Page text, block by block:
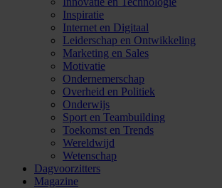
Inspiratie
Internet en Digitaal
Leiderschap en Ontwikkeling
Marketing en Sales
Motivatie
Ondernemerschap
Overheid en Politiek
Onderwijs
Sport en Teambuilding
Toekomst en Trends
Wereldwijd
Wetenschap
Dagvoorzitters
Magazine